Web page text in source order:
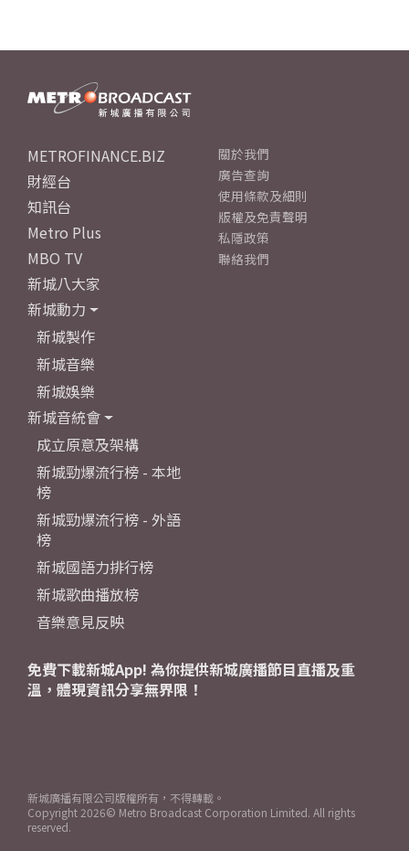
METROFINANCE.BIZ
財經台
知訊台
Metro Plus
MBO TV
新城八大家
新城動力
新城製作
新城音樂
新城娛樂
新城音統會
成立原意及架構
新城勁爆流行榜 - 本地
榜
新城勁爆流行榜 - 外語
榜
新城國語力排行榜
新城歌曲播放榜
音樂意見反映
關於我們
廣告查詢
使用條款及細則
版權及免責聲明
私隱政策
聯絡我們
免費下載新城App! 為你提供新城廣播節目直播及重
溫，體現資訊分享無界限！
新城廣播有限公司版權所有，不得轉載。
Copyright 2026© Metro Broadcast Corporation Limited. All rights
reserved.